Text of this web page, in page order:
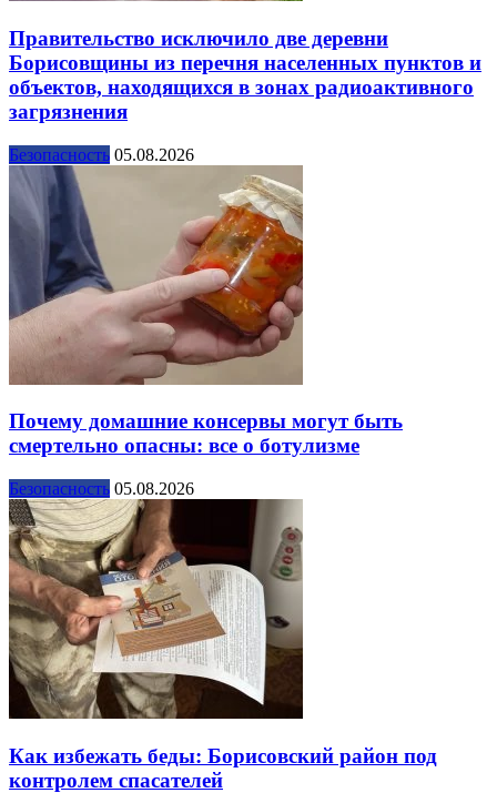
Правительство исключило две деревни
Борисовщины из перечня населенных пунктов и
объектов, находящихся в зонах радиоактивного
загрязнения
Безопасность 05.08.2026
Почему домашние консервы могут быть
смертельно опасны: все о ботулизме
Безопасность 05.08.2026
Как избежать беды: Борисовский район под
контролем спасателей